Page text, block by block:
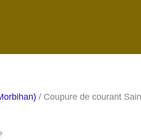
/ Coupure de courant